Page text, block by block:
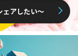
ェアしたい〜